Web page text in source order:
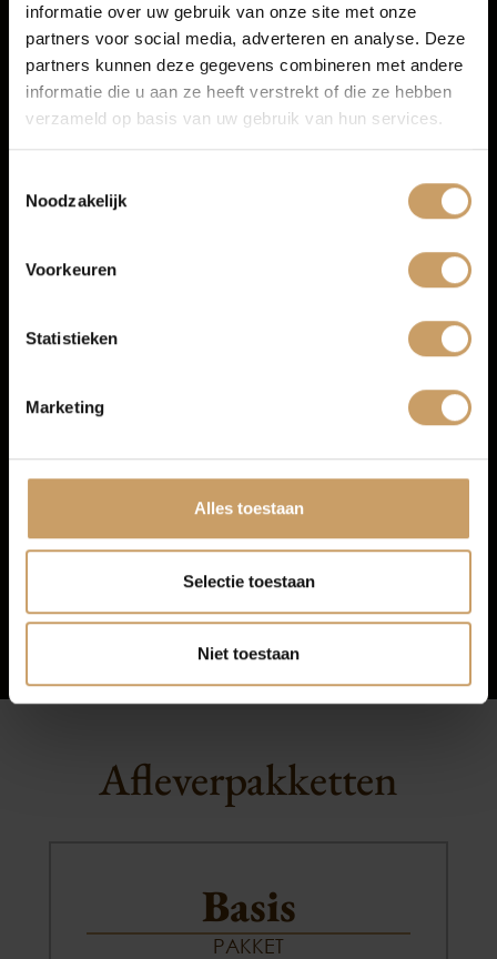
informatie over uw gebruik van onze site met onze
partners voor social media, adverteren en analyse. Deze
partners kunnen deze gegevens combineren met andere
informatie die u aan ze heeft verstrekt of die ze hebben
verzameld op basis van uw gebruik van hun services.
Noodzakelijk
Voorkeuren
Statistieken
Marketing
Alles toestaan
Selectie toestaan
Niet toestaan
Afleverpakketten
Basis
PAKKET
Verkoop
Auto onderhoud
Over Autobedrijf De Baaij
Contact
Afleverpakketten